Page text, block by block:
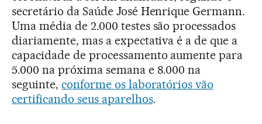
secretário da Saúde José Henrique Germann.
Uma média de 2.000 testes são processados
diariamente, mas a expectativa é a de que a
capacidade de processamento aumente para
5.000 na próxima semana e 8.000 na
seguinte, conforme os laboratórios vão
certificando seus aparelhos.